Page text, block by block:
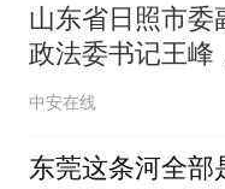
山东省日照市委
政法委书记王峰
查；曾任东营市
务；曾被评为“
中安在线
东莞这条河全部